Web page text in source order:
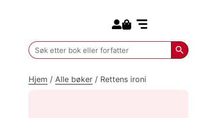
Search
for:
Search
Hjem / Alle bøker / Rettens ironi